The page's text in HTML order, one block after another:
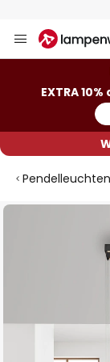
Inhalt
EXTRA
Zum